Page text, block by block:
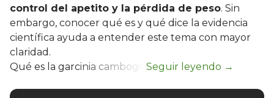
control del apetito y la pérdida de peso. Sin
embargo, conocer qué es y qué dice la evidencia
científica ayuda a entender este tema con mayor
claridad.
Qué es la garcinia cambogia